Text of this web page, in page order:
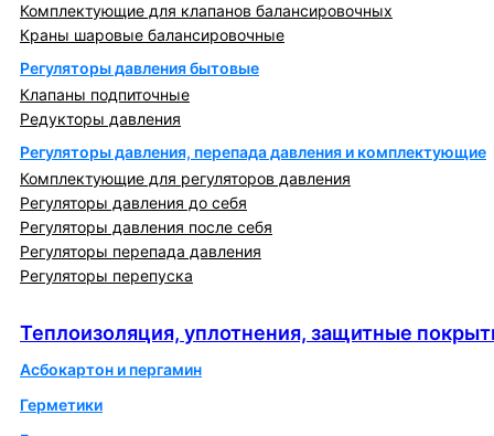
Комплектующие для клапанов балансировочных
Краны шаровые балансировочные
Регуляторы давления бытовые
Клапаны подпиточные
Редукторы давления
Регуляторы давления, перепада давления и комплектующие
Комплектующие для регуляторов давления
Регуляторы давления до себя
Регуляторы давления после себя
Регуляторы перепада давления
Регуляторы перепуска
Теплоизоляция, уплотнения, защитные
Асбокартон и пергамин
Герметики